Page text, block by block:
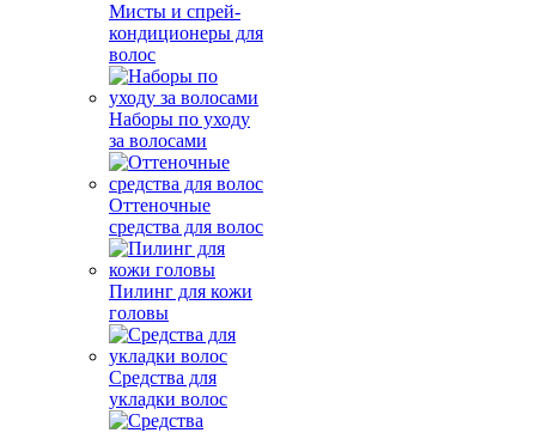
Мисты и спрей-
кондиционеры для
волос
Наборы по уходу
за волосами
Оттеночные
средства для волос
Пилинг для кожи
головы
Средства для
укладки волос